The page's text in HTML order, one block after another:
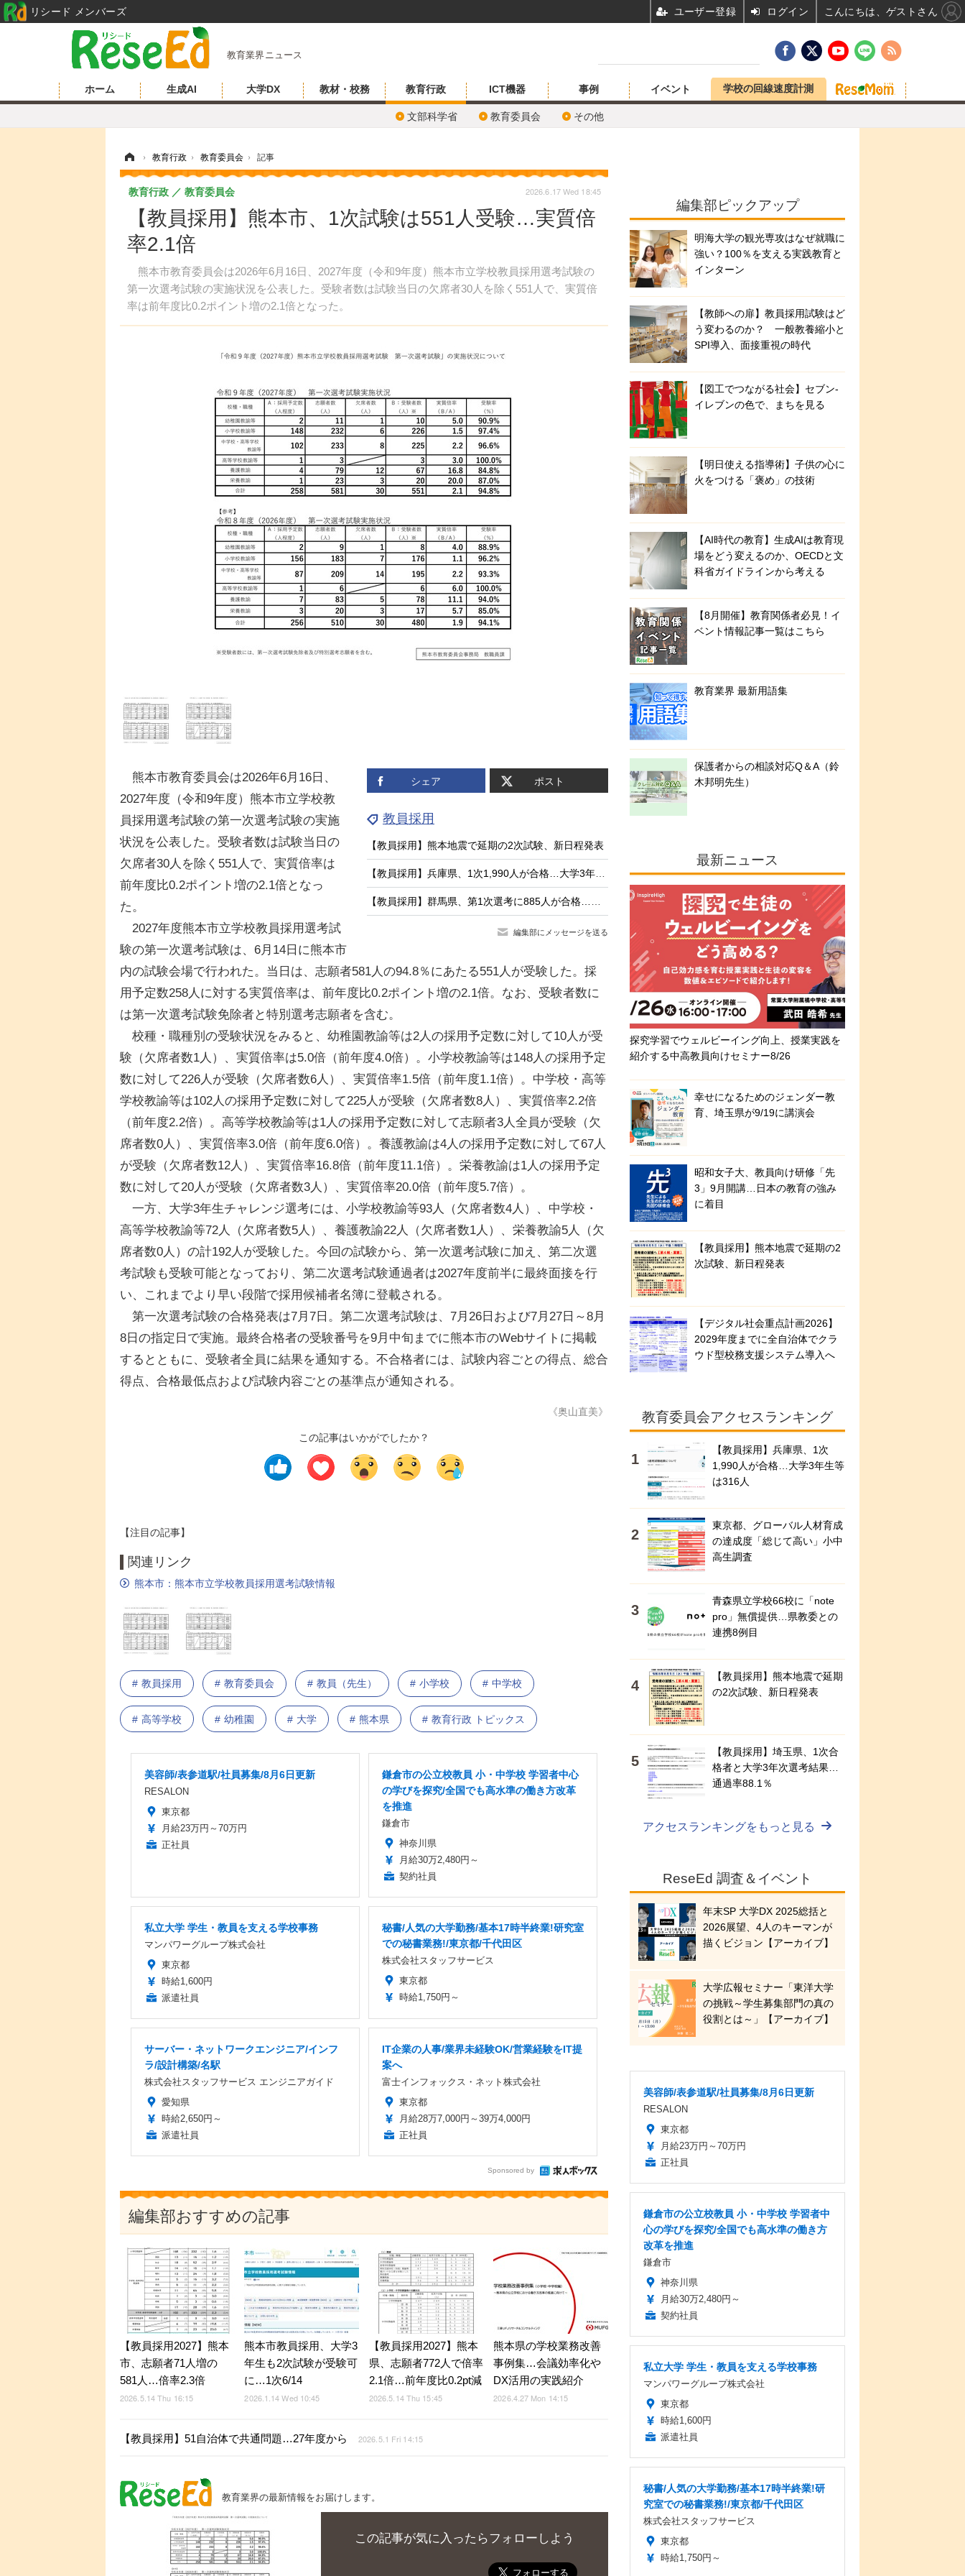
教育業界ニュース
ホーム 生成AI 大学DX 教材・校務 教育行政
文部科学省 教育委員会 その他
ICT機器 事例 イベント 学校の回線速度計測
› 教育行政 › 教育委員会 › 記事
【教員採用】熊本市、1次試験は551人受験…実質倍
率2.1倍
熊本市教育委員会は2026年6月16日、2027年度（令和9年度）熊本市立学校教員採用選考試験の
第一次選考試験の実施状況を公表した。受験者数は試験当日の欠席者30人を除く551人で、実質倍
率は前年度比0.2ポイント増の2.1倍となった。
教育行政 教育委員会 2026.6.17 Wed 18:45
シェア ポスト
教員採用
【教員採用】熊本地震で延期の2次試験、新日程発表
【教員採用】兵庫県、1次1,990人が合格…大学3年生等は316人
【教員採用】群馬県、第1次選考に885人が合格…大3生273人通過
編集部にメッセージを送る
熊本市教育委員会は2026年6月16日、
2027年度（令和9年度）熊本市立学校教
員採用選考試験の第一次選考試験の実施
状況を公表した。受験者数は試験当日の
欠席者30人を除く551人で、実質倍率は
前年度比0.2ポイント増の2.1倍となっ
た。
2027年度熊本市立学校教員採用選考試
験の第一次選考試験は、6月14日に熊本市
内の試験会場で行われた。当日は、志願者581人の94.8％にあたる551人が受験した。採
用予定数258人に対する実質倍率は、前年度比0.2ポイント増の2.1倍。なお、受験者数に
は第一次選考試験免除者と特別選考志願者を含む。
校種・職種別の受験状況をみると、幼稚園教諭等は2人の採用予定数に対して10人が受
験（欠席者数1人）、実質倍率は5.0倍（前年度4.0倍）。小学校教諭等は148人の採用予定
数に対して226人が受験（欠席者数6人）、実質倍率1.5倍（前年度1.1倍）。中学校・高等
学校教諭等は102人の採用予定数に対して225人が受験（欠席者数8人）、実質倍率2.2倍
（前年度2.2倍）。高等学校教諭等は1人の採用予定数に対して志願者3人全員が受験（欠
席者数0人）、実質倍率3.0倍（前年度6.0倍）。養護教諭は4人の採用予定数に対して67人
が受験（欠席者数12人）、実質倍率16.8倍（前年度11.1倍）。栄養教諭は1人の採用予定
数に対して20人が受験（欠席者数3人）、実質倍率20.0倍（前年度5.7倍）。
一方、大学3年生チャレンジ選考には、小学校教諭等93人（欠席者数4人）、中学校・
高等学校教諭等72人（欠席者数5人）、養護教諭22人（欠席者数1人）、栄養教諭5人（欠
席者数0人）の計192人が受験した。今回の試験から、第一次選考試験に加え、第二次選
考試験も受験可能となっており、第二次選考試験通過者は2027年度前半に最終面接を行
い、これまでより早い段階で採用候補者名簿に登載される。
第一次選考試験の合格発表は7月7日。第二次選考試験は、7月26日および7月27日～8月
8日の指定日で実施。最終合格者の受験番号を9月中旬までに熊本市のWebサイトに掲載
するとともに、受験者全員に結果を通知する。不合格者には、試験内容ごとの得点、総合
得点、合格最低点および試験内容ごとの基準点が通知される。
《奥山直美》
この記事はいかがでしたか？
【注目の記事】
関連リンク
熊本市：熊本市立学校教員採用選考試験情報
教員採用 教育委員会 教員（先生） 小学校 中学校
高等学校 幼稚園 大学 熊本県 教育行政 トピックス
美容師/表参道駅/社員募集/8月6日更新
RESALON
東京都
月給23万円～70万円
正社員
鎌倉市の公立校教員 小・中学校 学習者中心
の学びを探究/全国でも高水準の働き方改革
を推進
鎌倉市
神奈川県
月給30万2,480円～
契約社員
私立大学 学生・教員を支える学校事務
マンパワーグループ株式会社
東京都
時給1,600円
派遣社員
秘書/人気の大学勤務/基本17時半終業!研究室
での秘書業務!/東京都/千代田区
株式会社スタッフサービス
東京都
時給1,750円～
サーバー・ネットワークエンジニア/インフ
ラ/設計構築/名駅
株式会社スタッフサービス エンジニアガイド
愛知県
時給2,650円～
派遣社員
IT企業の人事/業界未経験OK/営業経験をIT提
案へ
富士インフォックス・ネット株式会社
東京都
月給28万7,000円～39万4,000円
正社員
Sponsored by
編集部おすすめの記事
【教員採用2027】熊本
市、志願者71人増の
581人…倍率2.3倍
2026.5.14 Thu 16:15
熊本市教員採用、大学3
年生も2次試験が受験可
に…1次6/14
2026.1.14 Wed 10:45
【教員採用2027】熊本
県、志願者772人で倍率
2.1倍…前年度比0.2pt減
2026.5.14 Thu 15:45
熊本県の学校業務改善
事例集…会議効率化や
DX活用の実践紹介
2026.4.27 Mon 14:15
【教員採用】51自治体で共通問題…27年度から 2026.5.1 Fri 14:15
教育業界の最新情報をお届けします。
この記事が気に入ったらフォローしよう
編集部ピックアップ
明海大学の観光専攻はなぜ就職に
強い？100％を支える実践教育と
インターン
【教師への扉】教員採用試験はど
う変わるのか？ 一般教養縮小と
SPI導入、面接重視の時代
【図工でつながる社会】セブン‐
イレブンの色で、まちを見る
【明日使える指導術】子供の心に
火をつける「褒め」の技術
【AI時代の教育】生成AIは教育現
場をどう変えるのか、OECDと文
科省ガイドラインから考える
【8月開催】教育関係者必見！イ
ベント情報記事一覧はこちら
教育業界 最新用語集
保護者からの相談対応Q＆A（鈴
木邦明先生）
最新ニュース
探究学習でウェルビーイング向上、授業実践を
紹介する中高教員向けセミナー8/26
幸せになるためのジェンダー教
育、埼玉県が9/19に講演会
昭和女子大、教員向け研修「先
3」9月開講…日本の教育の強み
に着目
【教員採用】熊本地震で延期の2
次試験、新日程発表
【デジタル社会重点計画2026】
2029年度までに全自治体でクラ
ウド型校務支援システム導入へ
教育委員会アクセスランキング
【教員採用】兵庫県、1次
1,990人が合格…大学3年生等
は316人
東京都、グローバル人材育成
の達成度「総じて高い」小中
高生調査
青森県立学校66校に「note
pro」無償提供…県教委との
連携8例目
【教員採用】熊本地震で延期
の2次試験、新日程発表
【教員採用】埼玉県、1次合
格者と大学3年次選考結果…
通過率88.1％
アクセスランキングをもっと見る
ReseEd 調査＆イベント
年末SP 大学DX 2025総括と
2026展望、4人のキーマンが
描くビジョン【アーカイブ】
大学広報セミナー「東洋大学
の挑戦～学生募集部門の真の
役割とは～」【アーカイブ】
美容師/表参道駅/社員募集/8月6日更新
RESALON
東京都
月給23万円～70万円
正社員
鎌倉市の公立校教員 小・中学校 学習者中
心の学びを探究/全国でも高水準の働き方
改革を推進
鎌倉市
神奈川県
月給30万2,480円～
契約社員
私立大学 学生・教員を支える学校事務
マンパワーグループ株式会社
東京都
時給1,600円
派遣社員
秘書/人気の大学勤務/基本17時半終業!研
究室での秘書業務!/東京都/千代田区
株式会社スタッフサービス
東京都
時給1,750円～
リシード メンバーズ ユーザー登録 ログイン こんにちは、ゲストさん